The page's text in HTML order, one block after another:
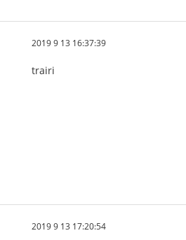
2019 9 13 16:37:39
trairi
2019 9 13 17:20:54